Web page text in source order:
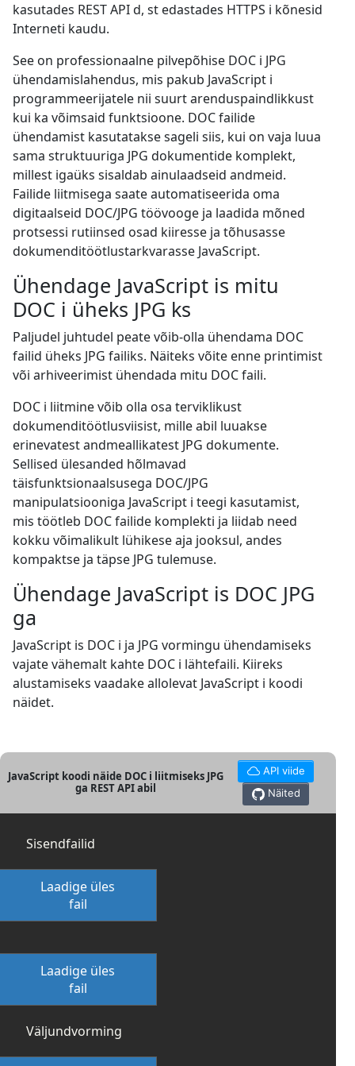
kasutades REST API d, st edastades HTTPS i kõnesid
Interneti kaudu.
See on professionaalne pilvepõhise DOC i JPG
ühendamislahendus, mis pakub JavaScript i
programmeerijatele nii suurt arenduspaindlikkust
kui ka võimsaid funktsioone. DOC failide
ühendamist kasutatakse sageli siis, kui on vaja luua
sama struktuuriga JPG dokumentide komplekt,
millest igaüks sisaldab ainulaadseid andmeid.
Failide liitmisega saate automatiseerida oma
digitaalseid DOC/JPG töövooge ja laadida mõned
protsessi rutiinsed osad kiiresse ja tõhusasse
dokumenditöötlustarkvarasse JavaScript.
Ühendage JavaScript is mitu
DOC i üheks JPG ks
Paljudel juhtudel peate võib-olla ühendama DOC
failid üheks JPG failiks. Näiteks võite enne printimist
või arhiveerimist ühendada mitu DOC faili.
DOC i liitmine võib olla osa terviklikust
dokumenditöötlusviisist, mille abil luuakse
erinevatest andmeallikatest JPG dokumente.
Sellised ülesanded hõlmavad
täisfunktsionaalsusega DOC/JPG
manipulatsiooniga JavaScript i teegi kasutamist,
mis töötleb DOC failide komplekti ja liidab need
kokku võimalikult lühikese aja jooksul, andes
kompaktse ja täpse JPG tulemuse.
Ühendage JavaScript is DOC JPG
ga
JavaScript is DOC i ja JPG vormingu ühendamiseks
vajate vähemalt kahte DOC i lähtefaili. Kiireks
alustamiseks vaadake allolevat JavaScript i koodi
näidet.
JavaScript koodi näide DOC i liitmiseks JPG
ga REST API abil
API viide
Näited
Sisendfailid
Laadige üles
fail
Laadige üles
fail
Väljundvorming